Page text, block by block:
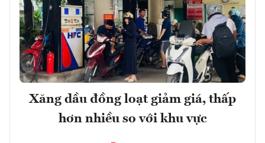
Xăng dầu đồng loạt giảm giá, thấp
hơn nhiều so với khu vực